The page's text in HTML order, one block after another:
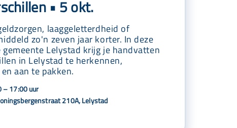
• 5 okt.
laaggeletterdheid of
zo'n zeven jaar korter. In deze
Lelystad krijg je handvatten
in Lelystad te herkennen,
aan te pakken.
– 17:00 uur
210A, Lelystad